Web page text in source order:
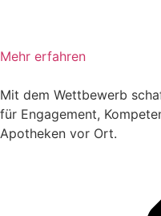
Mehr erfahren
Mit dem Wettbewerb
für Engagement,
Apotheken vor Ort.